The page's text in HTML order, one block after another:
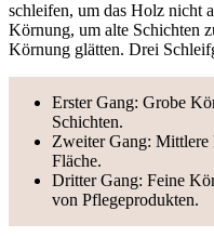
schleifen, um das Holz nicht
Körnung, um alte Schichten
Körnung glätten. Drei
Erster Gang: Grobe
Schichten.
Zweiter Gang:
Fläche.
Dritter Gang: Feine
von Pflegeprodukten.